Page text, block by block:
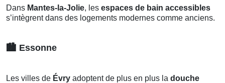
Dans Mantes-la-Jolie, les espaces de bain accessibles
s’intègrent dans des logements modernes comme anciens.
🏙️ Essonne
Les villes de Évry adoptent de plus en plus la douche